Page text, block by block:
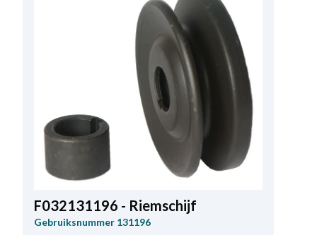
F032131196 - Riemschijf
Gebruiksnummer 131196